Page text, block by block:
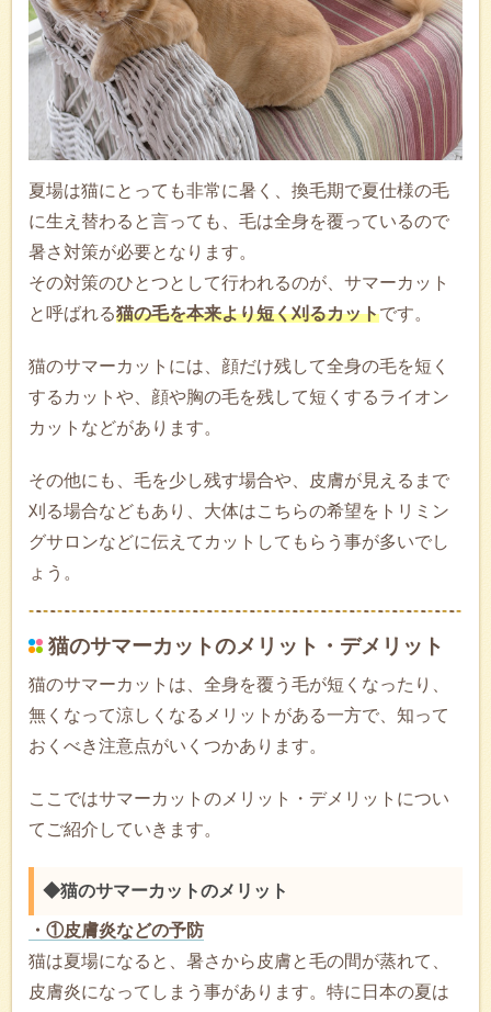
夏場は猫にとっても非常に暑く、換毛期で夏仕様の毛
に生え替わると言っても、毛は全身を覆っているので
暑さ対策が必要となります。
その対策のひとつとして行われるのが、サマーカット
と呼ばれる猫の毛を本来より短く刈るカットです。
猫のサマーカットには、顔だけ残して全身の毛を短く
するカットや、顔や胸の毛を残して短くするライオン
カットなどがあります。
その他にも、毛を少し残す場合や、皮膚が見えるまで
刈る場合などもあり、大体はこちらの希望をトリミン
グサロンなどに伝えてカットしてもらう事が多いでし
ょう。
猫のサマーカットのメリット・デメリット
猫のサマーカットは、全身を覆う毛が短くなったり、
無くなって涼しくなるメリットがある一方で、知って
おくべき注意点がいくつかあります。
ここではサマーカットのメリット・デメリットについ
てご紹介していきます。
◆猫のサマーカットのメリット
・①皮膚炎などの予防
猫は夏場になると、暑さから皮膚と毛の間が蒸れて、
皮膚炎になってしまう事があります。特に日本の夏は